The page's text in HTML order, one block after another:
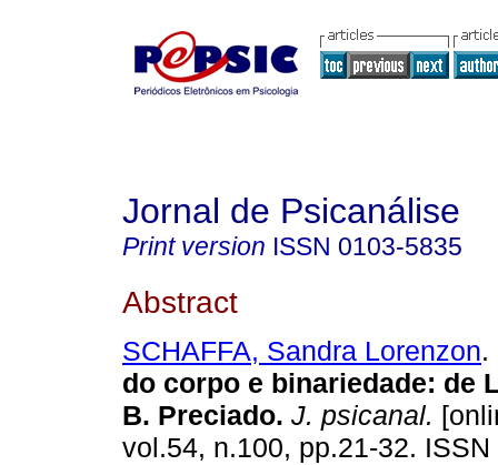
Jornal de Psicanálise
Print version ISSN 0103-5835
Abstract
SCHAFFA, Sandra Lorenzon.
do corpo e binariedade: de
B. Preciado. J. psicanal.
vol.54, n.100, pp.21-32.